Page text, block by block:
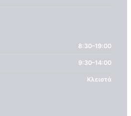
8:30–19:00
9:30–14:00
Κλειστά